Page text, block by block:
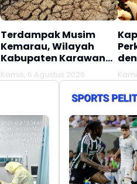
Terdampak Musim
Kemarau, Wilayah
Kabupaten Karawang
Kekeringan Makin
Meluas
Kamis, 6 Agustus 2026